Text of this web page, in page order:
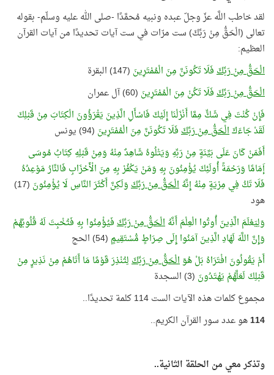
لقد خاطب اللَّه عزّ وجلّ عبده ونبيه مُحمَّدًا -صلى الله عليه وسلّم- بقوله
تعالى (الْحَقُّ مِنْ رَبِّكَ) ست مرّات في ست آيات تحديدًا من آيات القرآن
العظيم:
الْحَقُّ مِنْ رَبِّكَفَلَا تَكُونَنَّ مِنَ الْمُمْتَرِينَ (147) البقرة
الْحَقُّ مِنْ رَبِّكَفَلَا تَكُنْ مِنَ الْمُمْتَرِينَ (60) آل عمران
فَإِنْ كُنْتَ فِي شَكٍّ مِمَّا أَنْزَلْنَا إِلَيْكَ فَاسْأَلِ الَّذِينَ يَقْرَؤُونَ الْكِتَابَ مِنْ قَبْلِكَ
لَقَدْ جَاءَكَالْحَقُّ مِنْ رَبِّكَفَلَا تَكُونَنَّ مِنَ الْمُمْتَرِينَ (94) يونس
أَفَمَنْ كَانَ عَلَى بَيِّنَةٍ مِنْ رَبِّهِ وَيَتْلُوهُ شَاهِدٌ مِنْهُ وَمِنْ قَبْلِهِ كِتَابُ مُوسَى
إَمَامًا وَرَحْمَةً أُولَئِكَ يُؤْمِنُونَ بِهِ وَمَنْ يَكْفُرْ بِهِ مِنَ الْأَحْزَابِ فَالنَّارُ مَوْعِدُهُ
فَلَا تَكُ فِي مِرْيَةٍ مِنْهُ إِنَّهُالْحَقُّ مِنْ رَبِّكَوَلَكِنَّ أَكْثَرَ النَّاسِ لَا يُؤْمِنُونَ
(17)
هود
وَلِيَعْلَمَ الَّذِينَ أُوتُوا الْعِلْمَ أَنَّهُالْحَقُّ مِنْ رَبِّكَفَيُؤْمِنُوا بِهِ فَتُخْبِتَ لَهُ قُلُوبُهُمْ
وَإِنَّ اللَّهَ لَهَادِ الَّذِينَ آمَنُوا إِلَى صِرَاطٍ مُّسْتَقِيمٍ (54) الحج
أَمْ يَقُولُونَ افْتَرَاهُ بَلْ هُوَالْحَقُّ مِنْ رَبِّكَلِتُنْذِرَ قَوْمًا مَا أَتَاهُمْ مِنْ نَذِيرٍ مِنْ
قَبْلِكَ لَعَلَّهُمْ يَهْتَدُونَ (3) السجدة
مجموع كلمات هذه الآيات الست 114 كلمة تحديدًا..
114هو عدد سور القرآن الكريم..
وتذكر معي من الحلقة الثانية..